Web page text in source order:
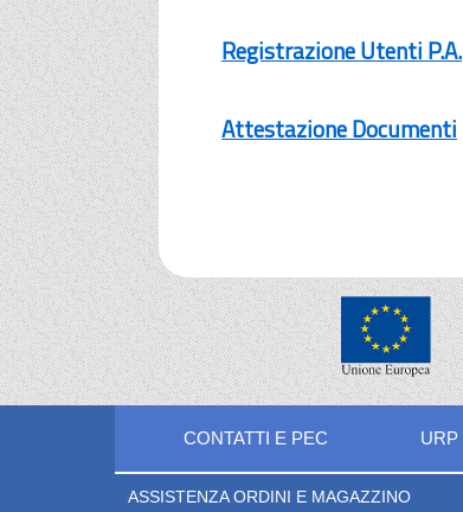
Registrazione Utenti P.A.
Attestazione Documenti
CONTATTI E PEC URP
ASSISTENZA ORDINI E MAGAZZINO